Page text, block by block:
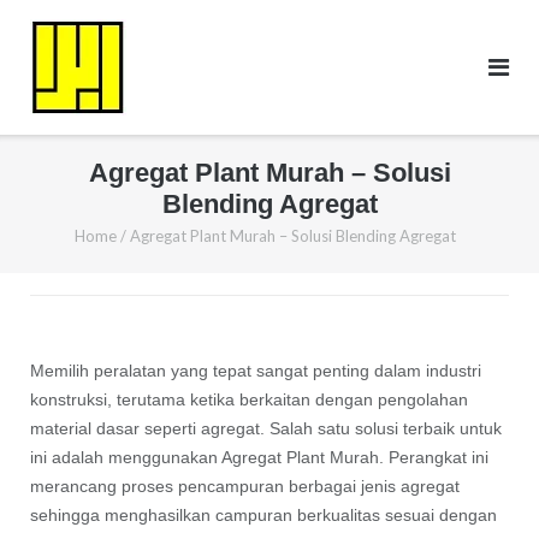
Agregat Plant Murah – Solusi
Blending Agregat
Home / Agregat Plant Murah – Solusi Blending Agregat
Memilih peralatan yang tepat sangat penting dalam industri
konstruksi, terutama ketika berkaitan dengan pengolahan
material dasar seperti agregat. Salah satu solusi terbaik untuk
ini adalah menggunakan Agregat Plant Murah. Perangkat ini
merancang proses pencampuran berbagai jenis agregat
sehingga menghasilkan campuran berkualitas sesuai dengan